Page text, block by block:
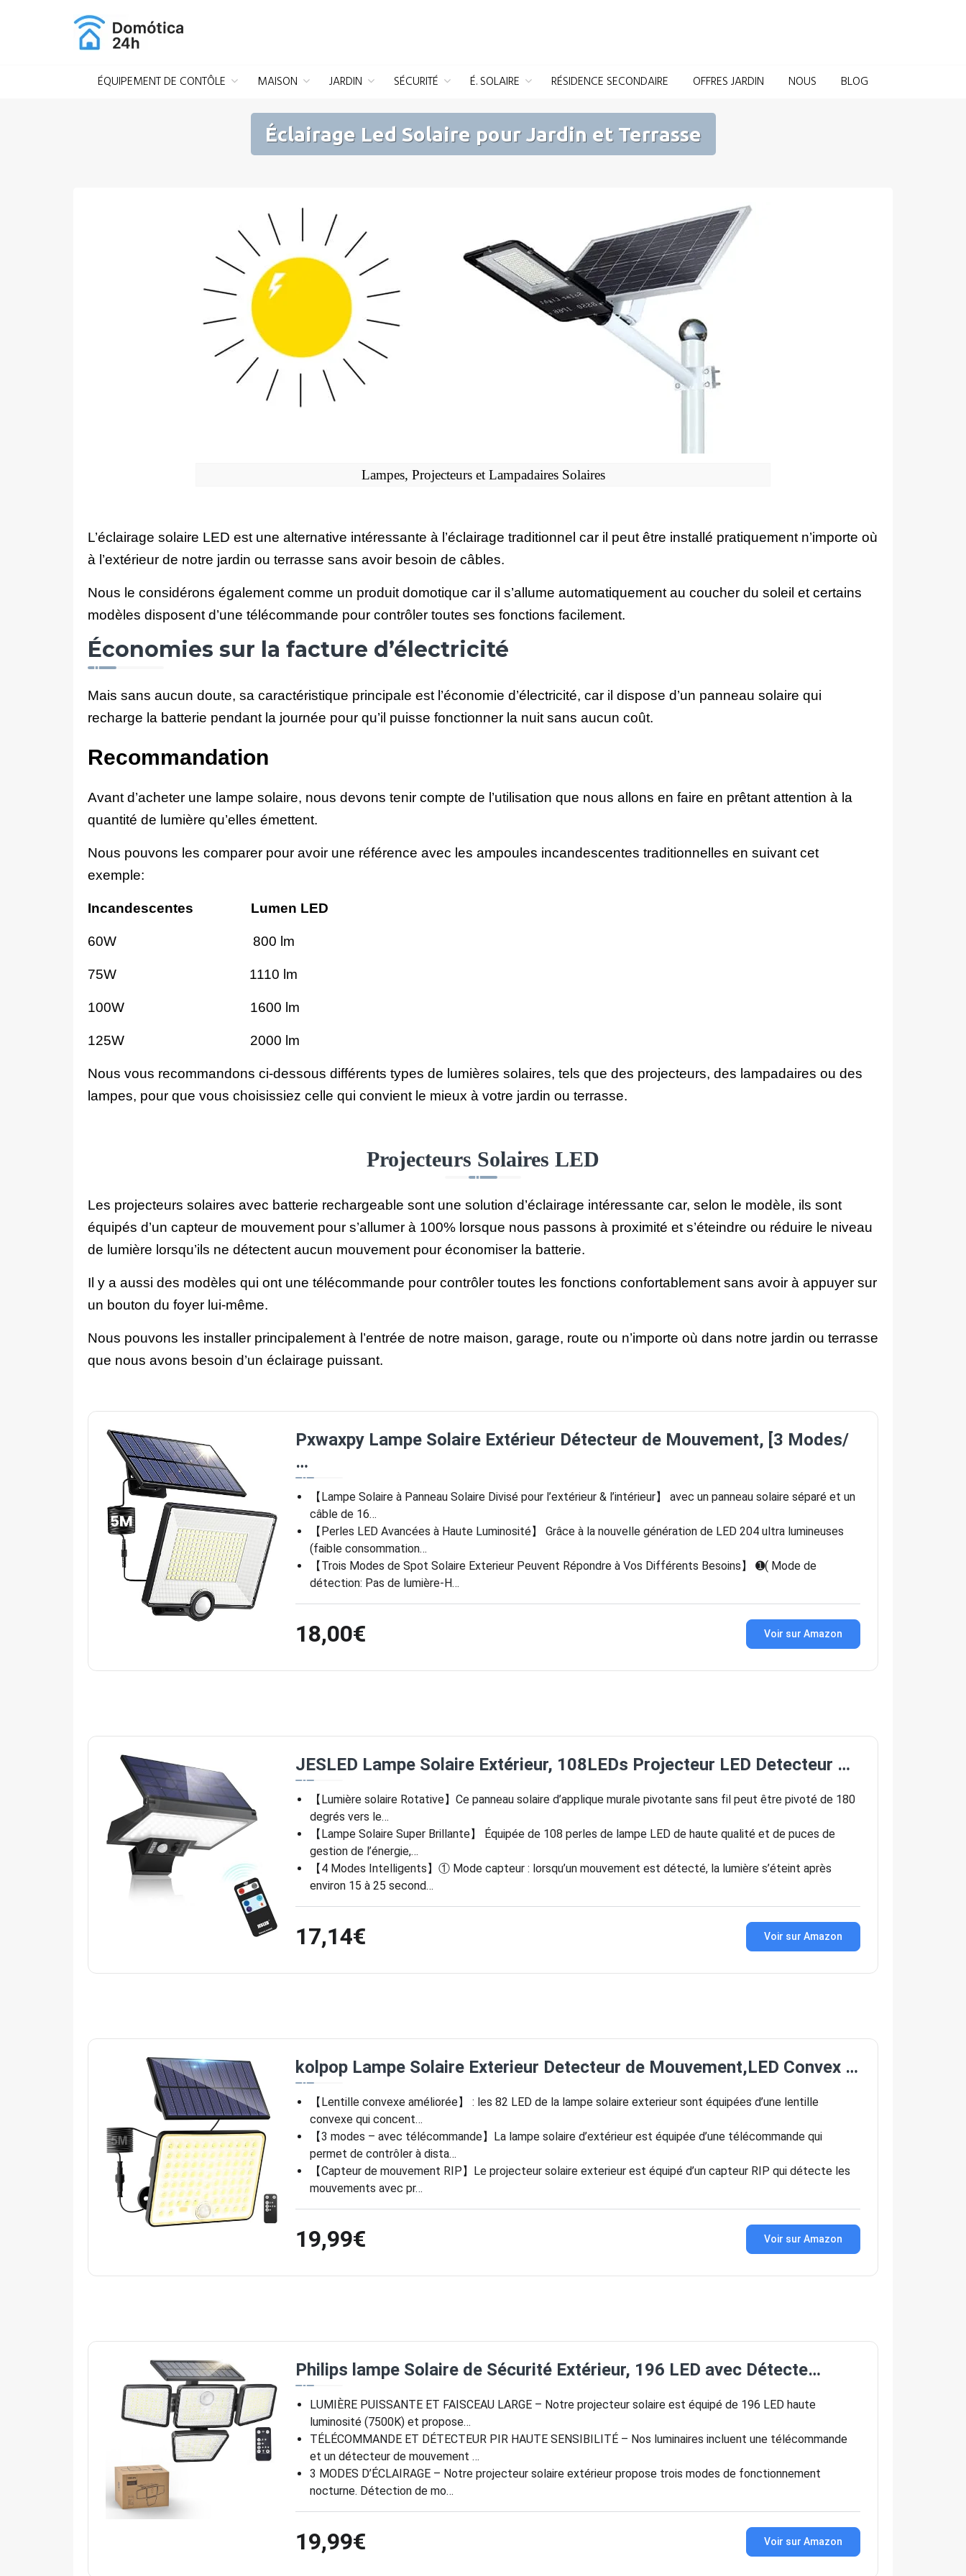
ÉQUIPEMENT DE CONTÔLE MAISON JARDIN SÉCURITÉ É. SOLAIRE RÉSIDENCE SECONDAIRE OFFRES JARDIN NOUS BLOG
Éclairage Led Solaire pour Jardin et Terrasse
Lampes, Projecteurs et Lampadaires Solaires
L’éclairage solaire LED est une alternative intéressante à l’éclairage traditionnel car il peut être installé pratiquement n’importe où
à l’extérieur de notre jardin ou terrasse sans avoir besoin de câbles.
Nous le considérons également comme un produit domotique car il s’allume automatiquement au coucher du soleil et certains
modèles disposent d’une télécommande pour contrôler toutes ses fonctions facilement.
Économies sur la facture d’électricité
Mais sans aucun doute, sa caractéristique principale est l’économie d’électricité, car il dispose d’un panneau solaire qui
recharge la batterie pendant la journée pour qu’il puisse fonctionner la nuit sans aucun coût.
Recommandation
Avant d’acheter une lampe solaire, nous devons tenir compte de l’utilisation que nous allons en faire en prêtant attention à la
quantité de lumière qu’elles émettent.
Nous pouvons les comparer pour avoir une référence avec les ampoules incandescentes traditionnelles en suivant cet
exemple:
Incandescentes Lumen LED
60W 800 lm
75W 1110 lm
100W 1600 lm
125W 2000 lm
Nous vous recommandons ci-dessous différents types de lumières solaires, tels que des projecteurs, des lampadaires ou des
lampes, pour que vous choisissiez celle qui convient le mieux à votre jardin ou terrasse.
Projecteurs Solaires LED
Les projecteurs solaires avec batterie rechargeable sont une solution d’éclairage intéressante car, selon le modèle, ils sont
équipés d’un capteur de mouvement pour s’allumer à 100% lorsque nous passons à proximité et s’éteindre ou réduire le niveau
de lumière lorsqu’ils ne détectent aucun mouvement pour économiser la batterie.
Il y a aussi des modèles qui ont une télécommande pour contrôler toutes les fonctions confortablement sans avoir à appuyer sur
un bouton du foyer lui-même.
Nous pouvons les installer principalement à l’entrée de notre maison, garage, route ou n’importe où dans notre jardin ou terrasse
que nous avons besoin d’un éclairage puissant.
Pxwaxpy Lampe Solaire Extérieur Détecteur de Mouvement, [3 Modes/
…
【Lampe Solaire à Panneau Solaire Divisé pour l’extérieur & l’intérieur】 avec un panneau solaire séparé et un
câble de 16…
【Perles LED Avancées à Haute Luminosité】 Grâce à la nouvelle génération de LED 204 ultra lumineuses
(faible consommation…
【Trois Modes de Spot Solaire Exterieur Peuvent Répondre à Vos Différents Besoins】 ➊( Mode de
détection: Pas de lumière-H…
18,00€ Voir sur Amazon
JESLED Lampe Solaire Extérieur, 108LEDs Projecteur LED Detecteur …
【Lumière solaire Rotative】Ce panneau solaire d’applique murale pivotante sans fil peut être pivoté de 180
degrés vers le…
【Lampe Solaire Super Brillante】 Équipée de 108 perles de lampe LED de haute qualité et de puces de
gestion de l’énergie,…
【4 Modes Intelligents】① Mode capteur : lorsqu’un mouvement est détecté, la lumière s’éteint après
environ 15 à 25 second…
17,14€ Voir sur Amazon
kolpop Lampe Solaire Exterieur Detecteur de Mouvement,LED Convex …
【Lentille convexe améliorée】 : les 82 LED de la lampe solaire exterieur sont équipées d’une lentille
convexe qui concent…
【3 modes – avec télécommande】La lampe solaire d’extérieur est équipée d’une télécommande qui
permet de contrôler à dista…
【Capteur de mouvement RIP】Le projecteur solaire exterieur est équipé d’un capteur RIP qui détecte les
mouvements avec pr…
19,99€ Voir sur Amazon
Philips lampe Solaire de Sécurité Extérieur, 196 LED avec Détecte…
LUMIÈRE PUISSANTE ET FAISCEAU LARGE – Notre projecteur solaire est équipé de 196 LED haute
luminosité (7500K) et propose…
TÉLÉCOMMANDE ET DÉTECTEUR PIR HAUTE SENSIBILITÉ – Nos luminaires incluent une télécommande
et un détecteur de mouvement …
3 MODES D’ÉCLAIRAGE – Notre projecteur solaire extérieur propose trois modes de fonctionnement
nocturne. Détection de mo…
19,99€ Voir sur Amazon